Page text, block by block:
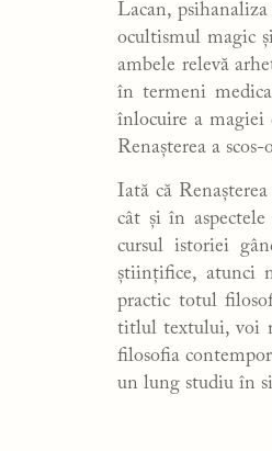
Lacan,
ocultismul magic
ambele relevă
în termeni
înlocuire a magiei
Renașterea a
Iată că
cât și în
cursul istoriei
științifice, atunci
practic totul
titlul textului, voi
filosofia
un lung studiu în